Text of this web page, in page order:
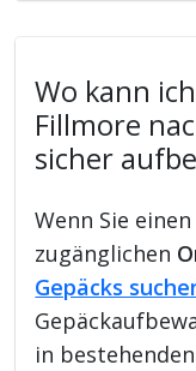
Wo kann
Fillmore
sicher
Wenn Sie
zugänglichen
Gepäcks
in